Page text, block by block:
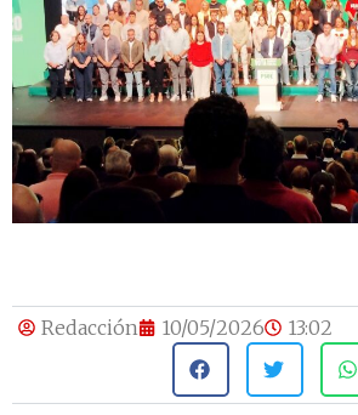
Redacción 10/05/2026 13:02